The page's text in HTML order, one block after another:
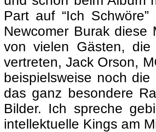
Part auf “Ich
Newcomer Burak diese
von vielen Gästen,
vertreten, Jack Orson,
beispielsweise noch die
das ganz besondere
Bilder. Ich spreche
intellektuelle Kings am